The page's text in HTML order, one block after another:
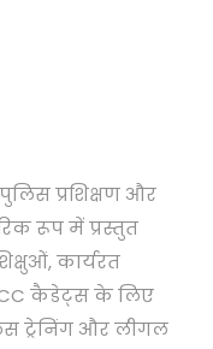
प्रशिक्षण और
रूप में प्रस्तुत
कार्यरत
कैडेट्स के लिए
ट्रेनिंग और लीगल